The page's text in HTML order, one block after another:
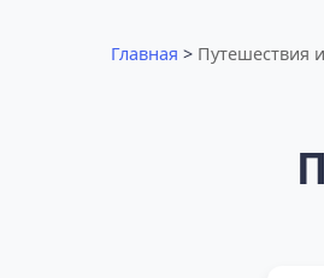
Главная > Путешествия